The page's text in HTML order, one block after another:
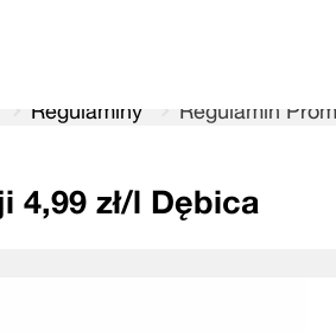
Regulaminy Regulamin
4,99 zł/l Dębica